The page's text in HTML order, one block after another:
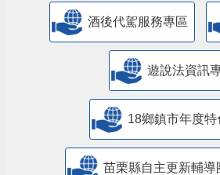
酒後代駕服務專區
遊說法資訊
18鄉鎮市年度特
苗栗縣自主更新輔導